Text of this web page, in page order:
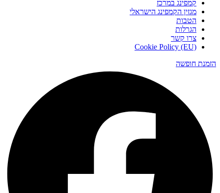
קמפינג במרכז
מגזין הקמפינג הישראלי
הטבות
הגרלות
צרו קשר
Cookie Policy (EU)
הזמנת חופשה